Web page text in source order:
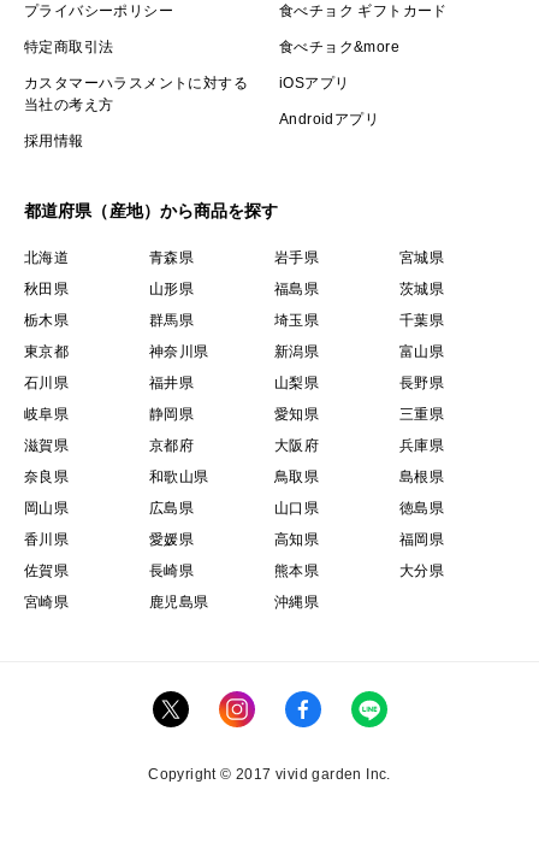
プライバシーポリシー
特定商取引法
カスタマーハラスメントに対する
当社の考え方
採用情報
食べチョク ギフトカード
食べチョク&more
iOSアプリ
Androidアプリ
都道府県（産地）から商品を探す
北海道 青森県 岩手県
宮城県
秋田県
山形県 福島県
茨城県
栃木県
群馬県 埼玉県
千葉県
東京都
神奈川県 新潟県
富山県
石川県
福井県 山梨県
長野県
岐阜県
静岡県 愛知県
三重県
滋賀県
京都府 大阪府
兵庫県
奈良県
和歌山県 鳥取県
島根県
岡山県
広島県 山口県
徳島県
香川県
愛媛県 高知県
福岡県
佐賀県
長崎県 熊本県
大分県
宮崎県
鹿児島県 沖縄県
Copyright © 2017 vivid garden Inc.